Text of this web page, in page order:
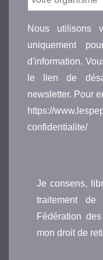
Nous utilisons
uniquement
d'information.
le lien de
newsletter. Pour
https://
confidentialite/
Je consens,
traitement
Fédération
mon droit de